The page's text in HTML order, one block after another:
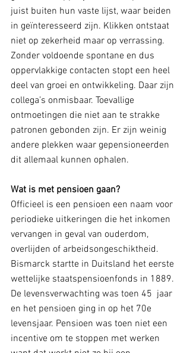
juist buiten hun vaste lijst, waar beiden
in geïnteresseerd zijn. Klikken ontstaat
niet op zekerheid maar op verrassing.
Zonder voldoende spontane en dus
oppervlakkige contacten stopt een heel
deel van groei en ontwikkeling. Daar zijn
collega’s onmisbaar. Toevallige
ontmoetingen die niet aan te strakke
patronen gebonden zijn. Er zijn weinig
andere plekken waar gepensioneerden
dit allemaal kunnen ophalen.
Wat is met pensioen gaan?
Officieel is een pensioen een naam voor
periodieke uitkeringen die het inkomen
vervangen in geval van ouderdom,
overlijden of arbeidsongeschiktheid.
Bismarck startte in Duitsland het eerste
wettelijke staatspensioenfonds in 1889.
De levensverwachting was toen 45  jaar
en het pensioen ging in op het 70e
levensjaar. Pensioen was toen niet een
incentive om te stoppen met werken